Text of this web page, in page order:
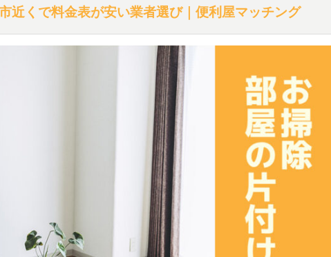
近くで料金表が安い業者選び｜便利屋マッチング